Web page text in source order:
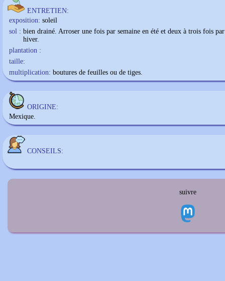
ENTRETIEN:
exposition: soleil
sol : bien drainé. Arroser une fois par semaine en été et deux à trois fois
hiver.
plantation :
taille:
multiplication: boutures de feuilles ou de tiges.
ORIGINE:
Mexique.
CONSEILS:
suivre